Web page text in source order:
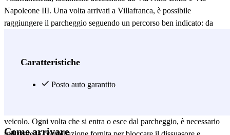
Napoleone III. Una volta arrivati a Villafranca, è possibile
raggiungere il parcheggio seguendo un percorso ben indicato: da
immettersi nella strada privata che conduce al retro del condominio,
arricchita dal servizio di gestione tramite WhatsApp, che invia agli
veicolo. Ogni volta che si entra o esce dal parcheggio, è necessario
Caratteristiche
Posto auto garantito
Come arrivare